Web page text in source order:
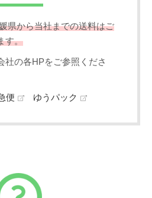
県から当社までの送料はご
す。
社の各HPをご参照くださ
便 ゆうパック